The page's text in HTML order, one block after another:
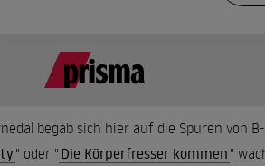
begab sich hier auf die Spuren von
" oder " Die Körperfresser kommen "